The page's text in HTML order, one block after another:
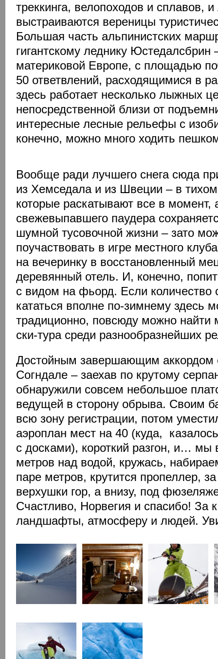
треккинга, велопоходов и сплавов,
выстраиваются вереницы
Большая часть альпинистских
гигантскому леднику
материковой Европе, с площадью
50 ответвлений, расходящимися в
здесь работает несколько лыжных
непосредственной близи от
интересные лесные рельефы с
конечно, можно много ходить
Вообще ради лучшего снега сюда
из Хемседала и из Швеции – в
которые раскатывают все в момент,
свежевыпавшего паудера
шумной тусовочной жизни – зато
поучаствовать в игре местного
на вечеринку в восстановленный
деревянный отель. И, конечно,
с видом на фьорд. Если количество
кататься вполне по-зимнему здесь
традиционно, повсюду можно найти
ски-тура среди разнообразнейших
Достойным завершающим аккордом
Согндале – заехав по крутому
обнаружили совсем небольшое
ведущей в сторону обрыва. Своим
всю зону регистрации, потом
аэроплан мест на 40 (куда,
с досками), короткий разгон, и… мы
метров над водой, кружась,
паре метров, крутится пропеллер,
верхушки гор, а внизу, под
Счастливо, Норвегия и спасибо! За
ландшафты, атмосферу и людей.